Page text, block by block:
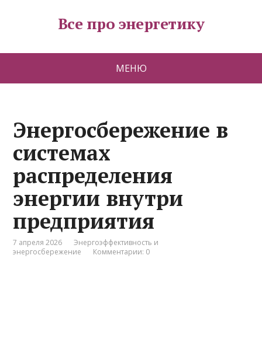
Все про энергетику
МЕНЮ
Энергосбережение в
системах
распределения
энергии внутри
предприятия
7 апреля 2026
Энергоэффективность и
энергосбережение
Комментарии: 0